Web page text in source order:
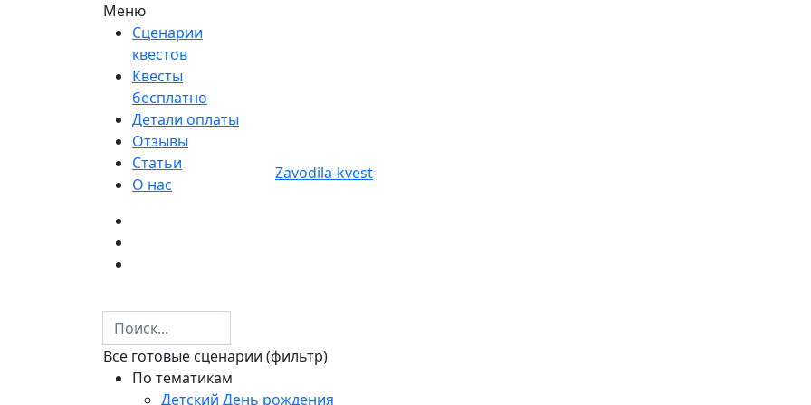
Меню
Сценарии
квестов
Квесты
бесплатно
Детали оплаты
Отзывы
Статьи
О нас
Zavodila-kvest
Все готовые сценарии (фильтр)
По тематикам
Детский День рождения